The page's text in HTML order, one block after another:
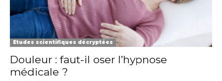
Etudes scientifiques décryptées
Douleur : faut-il oser l’hypnose
médicale ?